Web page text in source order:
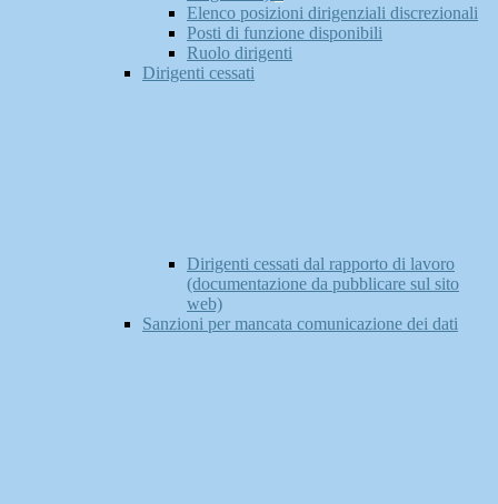
Elenco posizioni dirigenziali discrezionali
Posti di funzione disponibili
Ruolo dirigenti
Dirigenti cessati
Dirigenti cessati dal rapporto di lavoro
(documentazione da pubblicare sul sito
web)
Sanzioni per mancata comunicazione dei dati